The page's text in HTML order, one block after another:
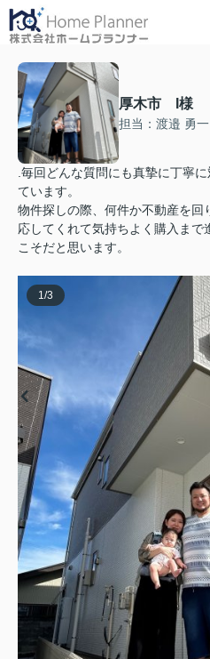
厚木市 I様
担当：渡邉 勇一
.毎回どんな質問にも真摯に丁寧
ています。
物件探しの際、何件か不動産を
応してくれて気持ちよく購入まで
こそだと思います。
1/3